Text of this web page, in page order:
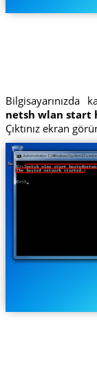
Bilgisayarınızda
netsh wlan start
Çıktınız ekran